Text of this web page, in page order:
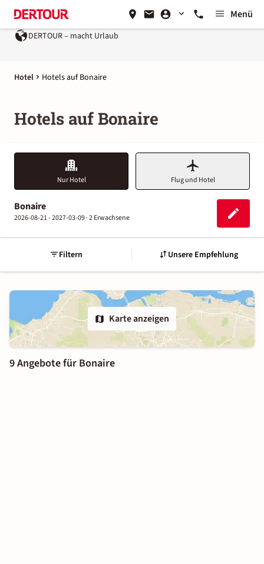
Menü
DERTOUR – macht Urlaub
Hotel Hotels auf Bonaire
Hotels auf Bonaire
Nur Hotel Flug und Hotel
Bonaire
2026-08-21 - 2027-03-09 ·2 Erwachsene
Filtern Unsere Empfehlung
Karte anzeigen
9 Angebote für Bonaire